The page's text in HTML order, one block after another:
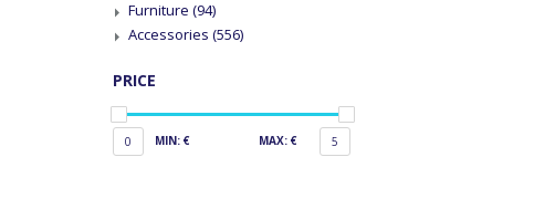
Furniture (94)
Accessories (556)
PRICE
0 MIN: € MAX: € 5